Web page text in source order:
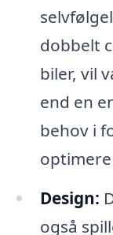
dobbelt
biler, vil
end en
behov i
Design:
også